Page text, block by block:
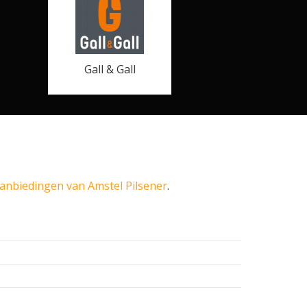
Gall & Gall
van Amstel Pilsener.